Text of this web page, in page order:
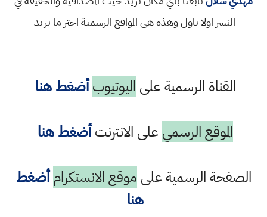
النشر اولا باول وهذه هي المواقع الرسمية اختر ما تريد
القناة الرسمية على اليوتيوب أضغط هنا
الموقع الرسمي على الانترنتأضغط هنا
الصفحة الرسمية على موقع الانستكرام أضغط
هنا